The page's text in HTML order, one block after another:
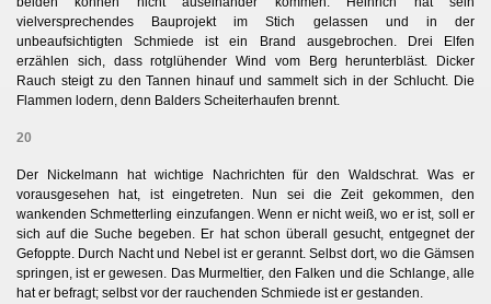
vielversprechendes Bauprojekt im Stich gelassen und in der
unbeaufsichtigten Schmiede ist ein Brand ausgebrochen. Drei Elfen
erzählen sich, dass rotglühender Wind vom Berg herunterbläst. Dicker
Rauch steigt zu den Tannen hinauf und sammelt sich in der Schlucht. Die
Flammen lodern, denn Balders Scheiterhaufen brennt.
20
Der Nickelmann hat wichtige Nachrichten für den Waldschrat. Was er
vorausgesehen hat, ist eingetreten.
Nun sei die Zeit gekommen, den
wankenden Schmetterling einzufangen. Wenn er nicht weiß, wo er ist, soll er
sich auf die Suche begeben. Er hat schon überall gesucht, entgegnet der
Gefoppte. Durch Nacht und Nebel ist er gerannt. Selbst dort, wo die Gämsen
springen, ist er gewesen. Das Murmeltier, den Falken und die Schlange, alle
hat er befragt; selbst vor der rauchenden Schmiede ist er gestanden.